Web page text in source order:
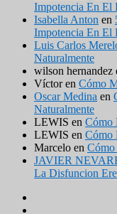
Impotencia En El
Isabella Anton en
Impotencia En El
Luis Carlos
Naturalmente
wilson hernandez
Víctoren Cómo
Oscar Medina en
Naturalmente
LEWIS en Cómo
LEWIS en Cómo
Marcelo en Cómo
JAVIER
La Disfuncion